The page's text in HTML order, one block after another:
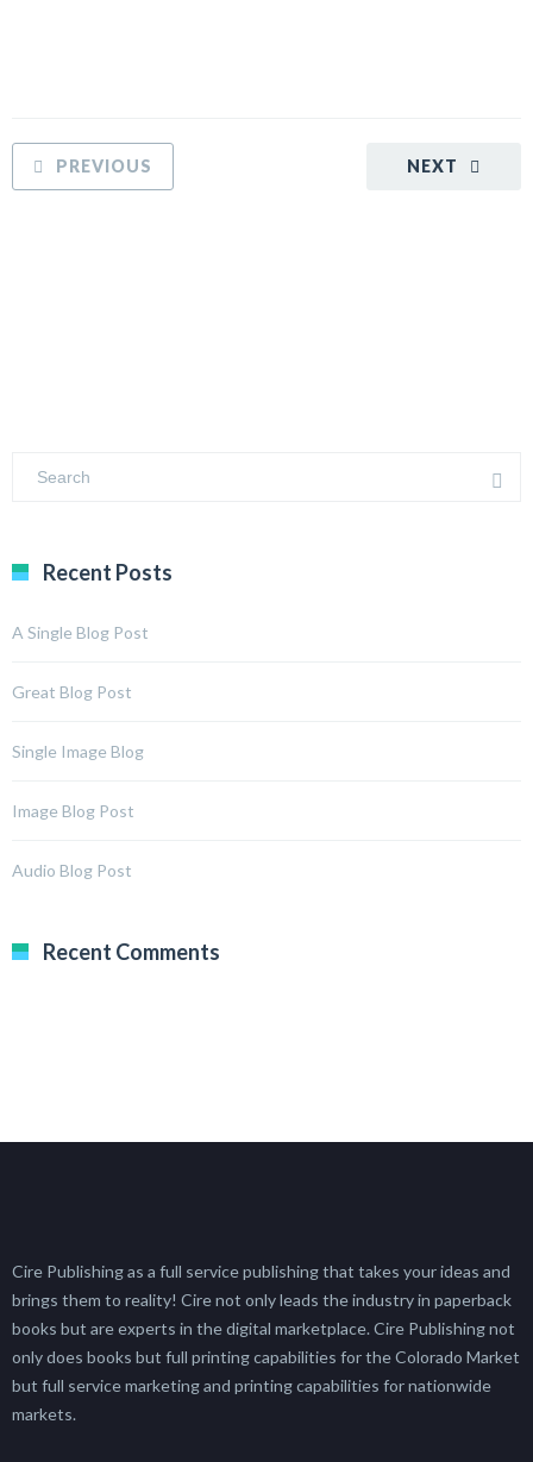
NEXT
PREVIOUS
Recent Posts
A Single Blog Post
Great Blog Post
Single Image Blog
Image Blog Post
Audio Blog Post
Recent Comments
Cire Publishing as a full service publishing that takes your ideas and
brings them to reality! Cire not only leads the industry in paperback
books but are experts in the digital marketplace. Cire Publishing not
only does books but full printing capabilities for the Colorado Market
but full service marketing and printing capabilities for nationwide
markets.